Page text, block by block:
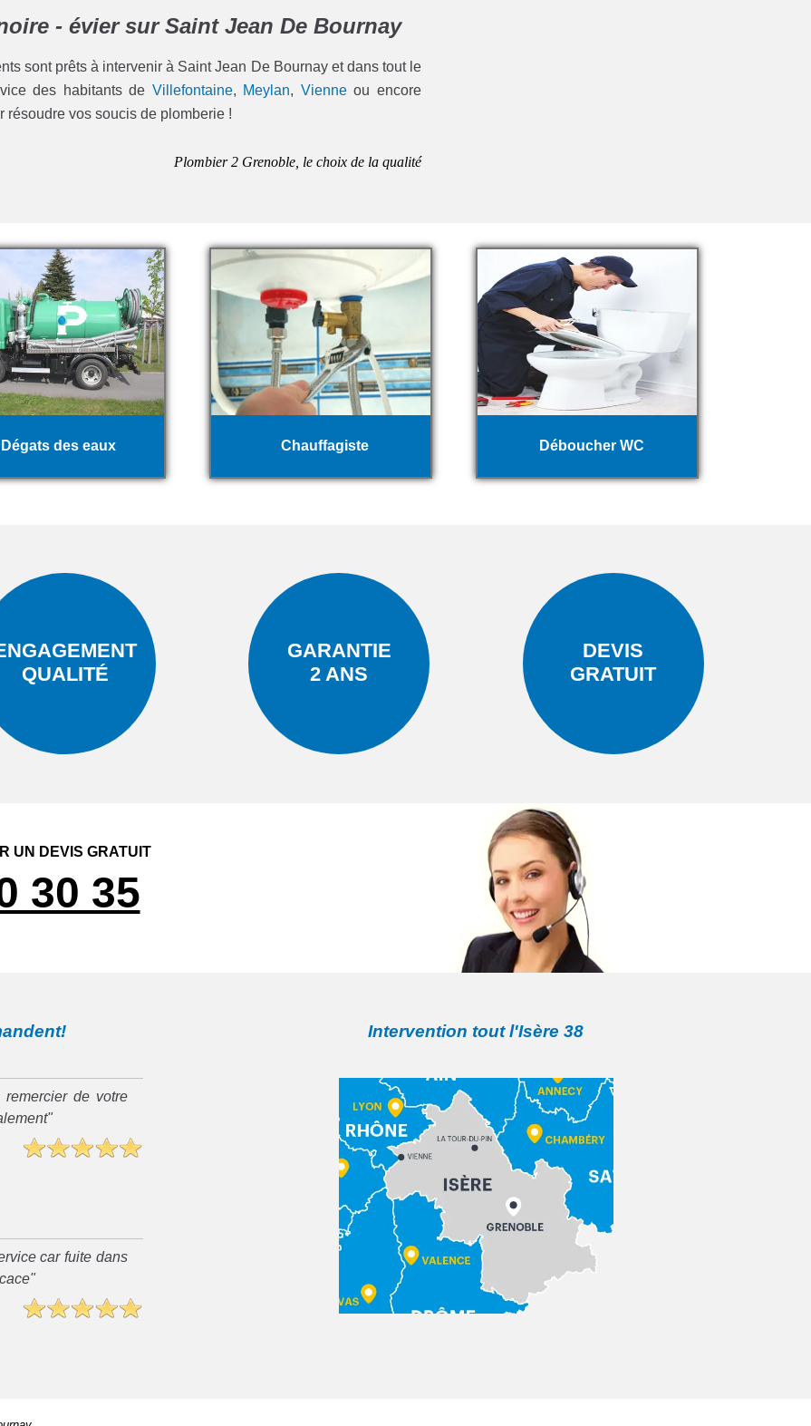
- évier sur Saint Jean De Bournay
sont prêts à intervenir à Saint Jean De Bournay et dans tout le
des habitants de Villefontaine, Meylan, Vienneou encore
résoudre vos soucis de plomberie !
Plombier 2 Grenoble, le choix de la qualité
Dégats des eaux Chauffagiste Déboucher WC
QUALITÉ
GARANTIE
2 ANS
DEVIS
GRATUIT
UN DEVIS GRATUIT
30 35
de votre
car fuite dans
Intervention tout l'Isère 38